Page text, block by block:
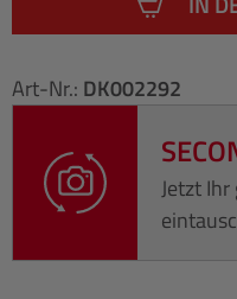
Art-Nr.: DK002292
Jetzt